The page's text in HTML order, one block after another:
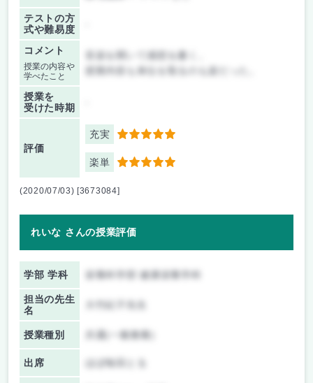
テストの方
式や難易度
コメント
授業の内容や
学べたこと
音楽を聞いて感想を書く。
授業を
受けた時期
評価
充実 5
楽単 5
(2020/07/03) [3673084]
れいな さんの授業評価
学部 学科 栄養科学部 健康栄養学科
担当の先生
名
授業種別 共通(一般教養)
出席 ほぼ毎回とる